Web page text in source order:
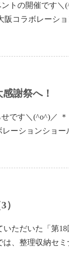
トの開催です＼
阪コラボレーシ
謝祭へ！
です＼(^o^)／
ーションショ
いただいた「第
は、整理収納セ